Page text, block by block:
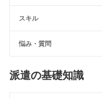
スキル
悩み・質問
派遣の基礎知識